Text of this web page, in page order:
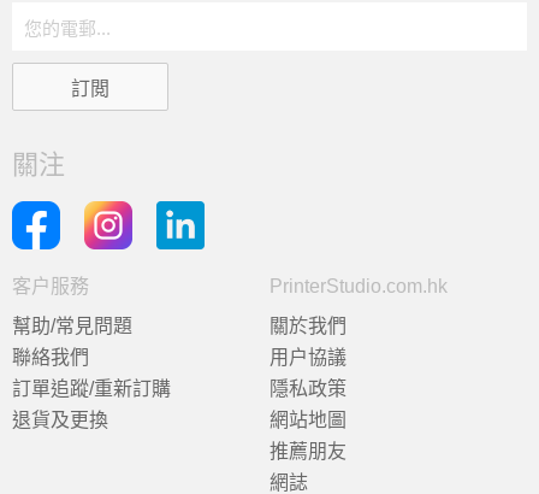
關注
客户服務
幫助/常見問題
聯絡我們
訂單追蹤/重新訂購
退貨及更換
PrinterStudio.com.hk
關於我們
用户協議
隱私政策
網站地圖
推薦朋友
網誌